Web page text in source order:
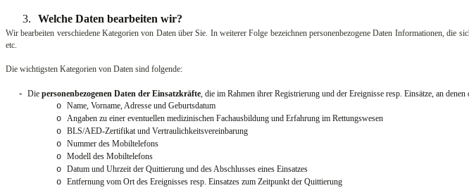
3. Welche Daten bearbeiten wir?
Wir bearbeiten verschiedene Kategorien von Daten über Sie. In weiterer Folge bezeichnen personenbezogene Daten Informationen,
etc.
Die wichtigsten Kategorien von Daten sind folgende:
- Die personenbezogenen Daten der Einsatzkräfte, die im Rahmen ihrer Registrierung und der Ereignisse resp. Einsätze, an
o Name, Vorname, Adresse und Geburtsdatum
o Angaben zu einer eventuellen medizinischen Fachausbildung und Erfahrung im Rettungswesen
o BLS/AED-Zertifikat und Vertraulichkeitsvereinbarung
o Nummer des Mobiltelefons
o Modell des Mobiltelefons
o Datum und Uhrzeit der Quittierung und des Abschlusses eines Einsatzes
o Entfernung vom Ort des Ereignisses resp. Einsatzes zum Zeitpunkt der Quittierung